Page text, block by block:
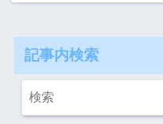
記事内検索